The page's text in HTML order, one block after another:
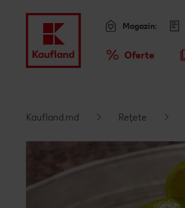
Meniu Oferte
Magazin:
Kaufland.md Rețete